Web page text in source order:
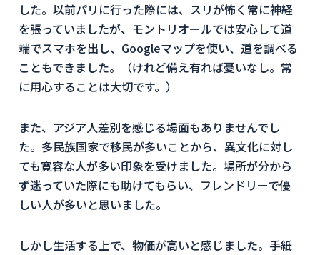
した。以前パリに行った際には、スリが怖く常に神経
を張っていましたが、モントリオールでは安心して道
端でスマホを出し、Googleマップを使い、道を調べる
こともできました。（けれど備え有れば憂いなし。常
に用心することは大切です。）
また、アジア人差別を感じる場面もありませんでし
た。多民族国家で移民が多いことから、異文化に対し
ても寛容な人が多い印象を受けました。場所が分から
ず迷っていた際にも助けてもらい、フレンドリーで優
しい人が多いと思いました。
しかし生活する上で、物価が高いと感じました。手紙